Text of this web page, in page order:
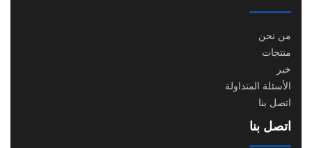
من نحن
منتجات
خبر
الأسئلة المتداولة
اتصل بنا
اتصل بنا